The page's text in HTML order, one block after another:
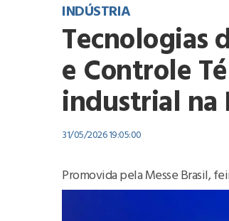
INDÚSTRIA
Tecnologias
e Controle
industrial na
31/05/2026 19:05:00
Promovida pela Messe Brasil,